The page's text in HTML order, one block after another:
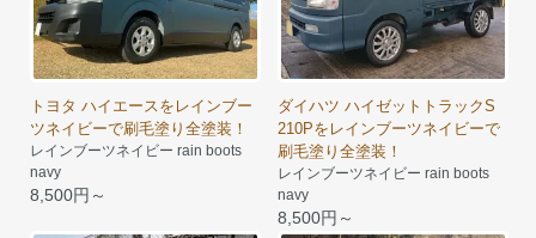
トヨタ ハイエースをレインブー
ツネイビーで刷毛塗り全塗装！
レインブーツネイビー rain boots
navy
8,500円～
ダイハツ ハイゼットトラックS
210Pをレインブーツネイビーで
刷毛塗り全塗装！
レインブーツネイビー rain boots
navy
8,500円～